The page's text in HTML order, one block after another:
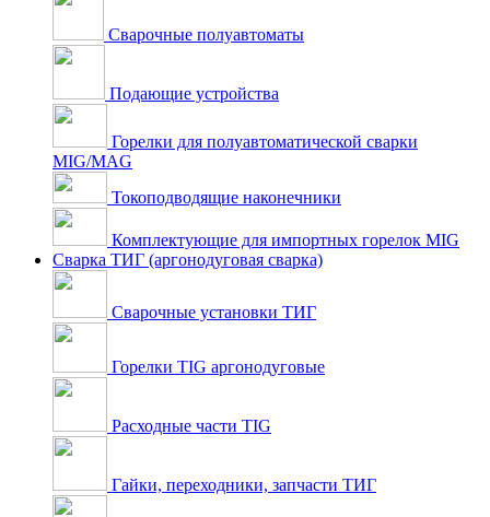
Сварочные полуавтоматы
Подающие устройства
Горелки для полуавтоматической сварки
MIG/MAG
Токоподводящие наконечники
Комплектующие для импортных горелок MIG
Сварка ТИГ (аргонодуговая сварка)
Сварочные установки ТИГ
Горелки TIG аргонодуговые
Расходные части TIG
Гайки, переходники, запчасти ТИГ